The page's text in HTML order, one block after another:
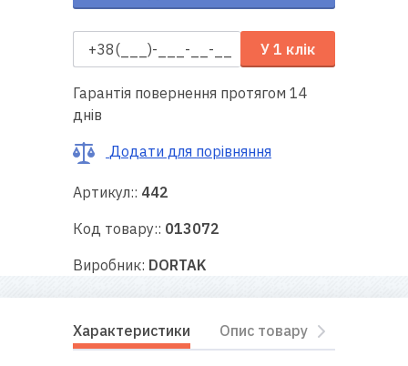
Корисні
поради
Контакти
Про
У 1 клік
Гарантія повернення протягом 14
днів
Додати для порівняння
Артикул:: 442
Код товару:: 013072
Виробник: DORTAK
Характеристики Опис товару